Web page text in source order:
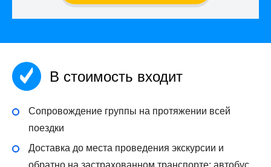
В стоимость входит
Сопровождение группы на протяжении всей
поездки
Доставка до места проведения экскурсии и